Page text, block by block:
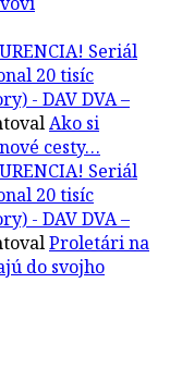
Seriál
20 tisíc
- DAV DVA –
Ako si
cesty…
Seriál
20 tisíc
- DAV DVA –
Proletári na
do svojho